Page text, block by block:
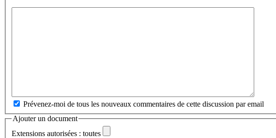
Prévenez-moi de tous les nouveaux commentaires de cette discussion par email
Ajouter un document
Extensions autorisées : toutes